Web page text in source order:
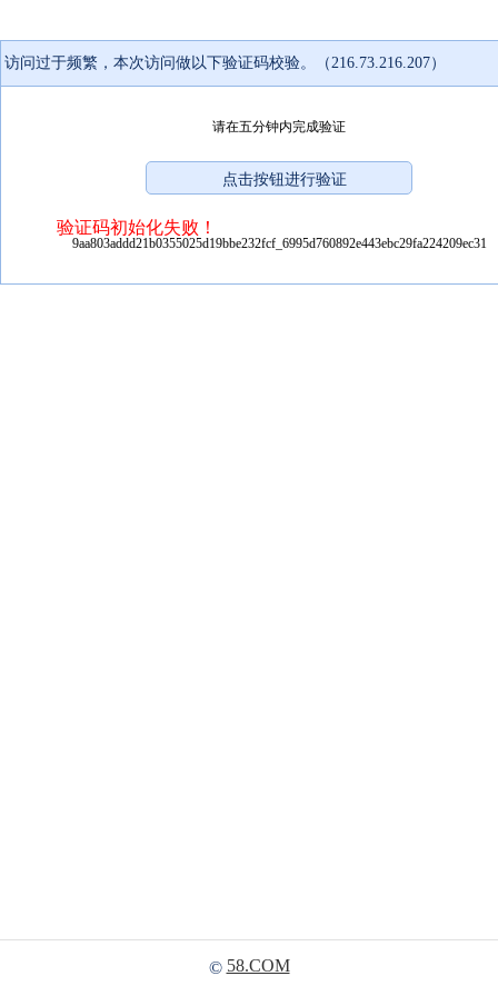
访问过于频繁，本次访问做以下验证码校验。（216.73.216.207）
请在五分钟内完成验证
验证码初始化失败！
9aa803addd21b0355025d19bbe232fcf_6995d760892e443ebc29fa224209ec31
© 58.COM